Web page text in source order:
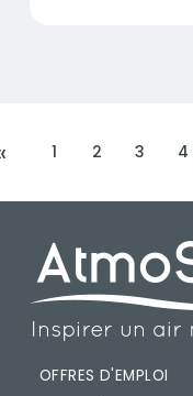
PRÉCÉDENTE
1 2 3 4
PIED DE PAGE
OFFRES D'EMPLOI